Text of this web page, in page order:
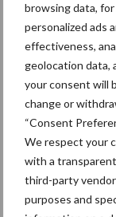
browsing data,
personalized ads
effectiveness,
geolocation data,
your consent will
change or
“Consent
We respect your
with a
third-party
purposes and